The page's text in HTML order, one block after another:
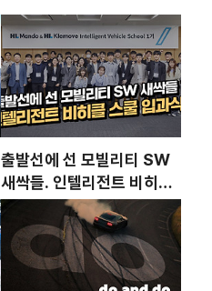
출발선에 선 모빌리티 SW
새싹들. 인텔리전트 비히클
스쿨 입과식